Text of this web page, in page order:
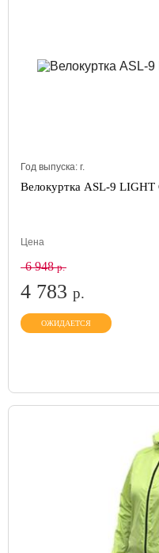
Год выпуска: г.
Велокуртка ASL-9
Цена
6 948р.
4 783 р.
ОЖИДАЕТСЯ